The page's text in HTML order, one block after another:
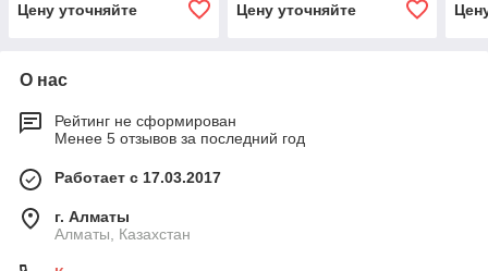
Цену уточняйте
Цену уточняйте
О нас
Рейтинг не сформирован
Менее 5 отзывов за последний год
Работает с 17.03.2017
г. Алматы
Алматы, Казахстан